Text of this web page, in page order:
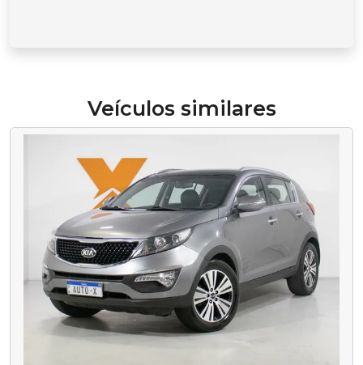
Veículos similares